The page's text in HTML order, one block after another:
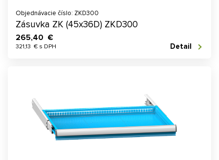
Objednávacie číslo: ZKD300
Zásuvka ZK (45x36D) ZKD300
265,40 €
321,13 € s DPH Detail